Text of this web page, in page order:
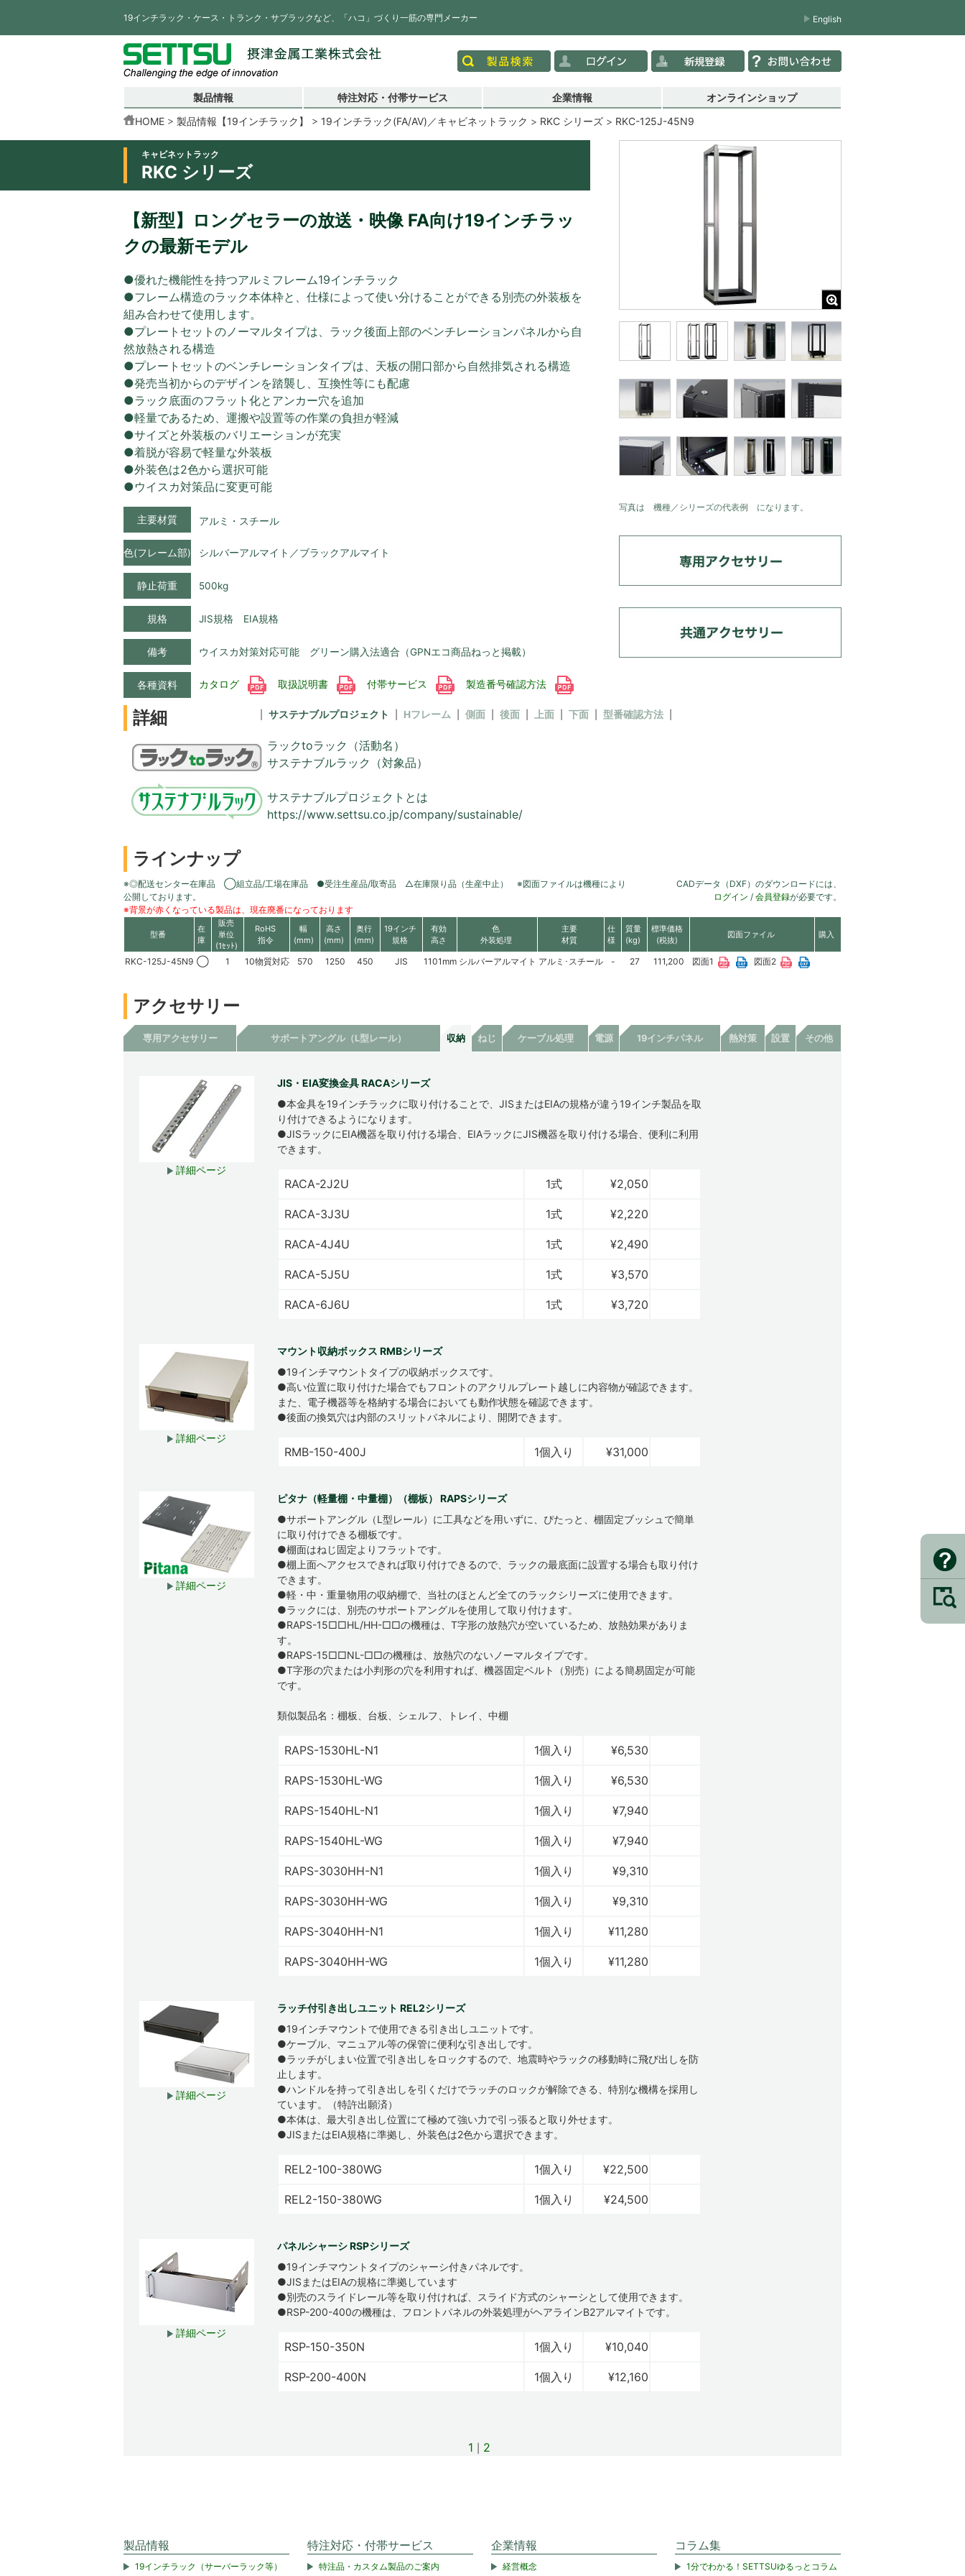
19インチラック・ケース・トランク・サブラックなど、「ハコ」づくり一筋の専門メーカー English
製品情報 特注対応・付帯サービス 企業情報 オンラインショップ
HOME 製品情報【19インチラック】 19インチラック(FA/AV)／キャビネットラック RKC シリーズ RKC-125J-45N9
キャビネットラック
RKC シリーズ
【新型】ロングセラーの放送・映像 FA向け19インチラッ
クの最新モデル
●優れた機能性を持つアルミフレーム19インチラック
●フレーム構造のラック本体枠と、仕様によって使い分けることができる別売の外装板を
組み合わせて使用します。
●プレートセットのノーマルタイプは、ラック後面上部のベンチレーションパネルから自
然放熱される構造
●プレートセットのベンチレーションタイプは、天板の開口部から自然排気される構造
●発売当初からのデザインを踏襲し、互換性等にも配慮
●ラック底面のフラット化とアンカー穴を追加
●軽量であるため、運搬や設置等の作業の負担が軽減
●サイズと外装板のバリエーションが充実
●着脱が容易で軽量な外装板
●外装色は2色から選択可能
●ウイスカ対策品に変更可能
主要材質 アルミ・スチール
色(フレーム部) シルバーアルマイト／ブラックアルマイト
静止荷重 500kg
規格 JIS規格 EIA規格
備考 ウイスカ対策対応可能 グリーン購入法適合（GPNエコ商品ねっと掲載）
各種資料 カタログ 取扱説明書 付帯サービス 製造番号確認方法
写真は 機種／シリーズの代表例 になります。
詳細 サステナブルプロジェクト Hフレーム 側面 後面 上面 下面 型番確認方法
ラックtoラック（活動名）
サステナブルラック（対象品）
サステナブルプロジェクトとは
https://www.settsu.co.jp/company/sustainable/
ラインナップ
※◎配送センター在庫品 ◯組立品/工場在庫品 ●受注生産品/取寄品 △在庫限り品（生産中止） ※図面ファイルは機種により
公開しております。
※背景が赤くなっている製品は、現在廃番になっております
CADデータ（DXF）のダウンロードには、
ログイン / 会員登録が必要です。
型番
在
庫
販売
単位
(1ｾｯﾄ)
RoHS
指令
幅
(mm)
高さ
(mm)
奥行
(mm)
19インチ
規格
有効
高さ
色
外装処理
主要
材質
仕
様
質量
(kg)
標準価格
(税抜)
図面ファイル 購入
RKC-125J-45N9 ◯ 1 10物質対応 570 1250 450 JIS 1101mm シルバーアルマイト アルミ･スチール - 27 111,200 図面1 図面2
アクセサリー
専用アクセサリー サポートアングル（L型レール） 収納 ねじ ケーブル処理 電源 19インチパネル 熱対策 設置 その他
詳細ページ
JIS・EIA変換金具 RACAシリーズ
●本金具を19インチラックに取り付けることで、JISまたはEIAの規格が違う19インチ製品を取
り付けできるようになります。
●JISラックにEIA機器を取り付ける場合、EIAラックにJIS機器を取り付ける場合、便利に利用
できます。
RACA-2J2U 1式 ¥2,050
RACA-3J3U 1式 ¥2,220
RACA-4J4U 1式 ¥2,490
RACA-5J5U 1式 ¥3,570
RACA-6J6U 1式 ¥3,720
詳細ページ
マウント収納ボックス RMBシリーズ
●19インチマウントタイプの収納ボックスです。
●高い位置に取り付けた場合でもフロントのアクリルプレート越しに内容物が確認できます。
また、電子機器等を格納する場合においても動作状態を確認できます。
●後面の換気穴は内部のスリットパネルにより、開閉できます。
RMB-150-400J 1個入り ¥31,000
詳細ページ
ピタナ（軽量棚・中量棚）（棚板） RAPSシリーズ
●サポートアングル（L型レール）に工具などを用いずに、ぴたっと、棚固定ブッシュで簡単
に取り付けできる棚板です。
●棚面はねじ固定よりフラットです。
●棚上面へアクセスできれば取り付けできるので、ラックの最底面に設置する場合も取り付け
できます。
●軽・中・重量物用の収納棚で、当社のほとんど全てのラックシリーズに使用できます。
●ラックには、別売のサポートアングルを使用して取り付けます。
●RAPS-15□□HL/HH-□□の機種は、T字形の放熱穴が空いているため、放熱効果がありま
す。
●RAPS-15□□NL-□□の機種は、放熱穴のないノーマルタイプです。
●T字形の穴または小判形の穴を利用すれば、機器固定ベルト（別売）による簡易固定が可能
です。
類似製品名：棚板、台板、シェルフ、トレイ、中棚
RAPS-1530HL-N1 1個入り ¥6,530
RAPS-1530HL-WG 1個入り ¥6,530
RAPS-1540HL-N1 1個入り ¥7,940
RAPS-1540HL-WG 1個入り ¥7,940
RAPS-3030HH-N1 1個入り ¥9,310
RAPS-3030HH-WG 1個入り ¥9,310
RAPS-3040HH-N1 1個入り ¥11,280
RAPS-3040HH-WG 1個入り ¥11,280
詳細ページ
ラッチ付引き出しユニット REL2シリーズ
●19インチマウントで使用できる引き出しユニットです。
●ケーブル、マニュアル等の保管に便利な引き出しです。
●ラッチがしまい位置で引き出しをロックするので、地震時やラックの移動時に飛び出しを防
止します。
●ハンドルを持って引き出しを引くだけでラッチのロックが解除できる、特別な機構を採用し
ています。（特許出願済）
●本体は、最大引き出し位置にて極めて強い力で引っ張ると取り外せます。
●JISまたはEIA規格に準拠し、外装色は2色から選択できます。
REL2-100-380WG 1個入り ¥22,500
REL2-150-380WG 1個入り ¥24,500
詳細ページ
パネルシャーシ RSPシリーズ
●19インチマウントタイプのシャーシ付きパネルです。
●JISまたはEIAの規格に準拠しています
●別売のスライドレール等を取り付ければ、スライド方式のシャーシとして使用できます。
●RSP-200-400の機種は、フロントパネルの外装処理がヘアラインB2アルマイトです。
RSP-150-350N 1個入り ¥10,040
RSP-200-400N 1個入り ¥12,160
1 2
製品情報
19インチラック（サーバーラック等）
特注対応・付帯サービス
特注品・カスタム製品のご案内
企業情報
経営概念
コラム集
1分でわかる！SETTSUゆるっとコラム